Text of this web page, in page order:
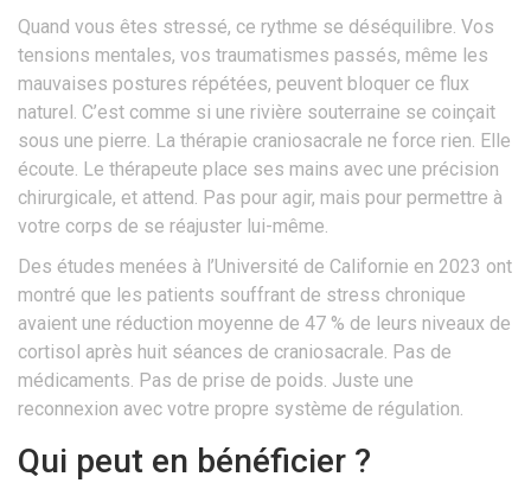
Quand vous êtes stressé, ce rythme se déséquilibre. Vos
tensions mentales, vos traumatismes passés, même les
mauvaises postures répétées, peuvent bloquer ce flux
naturel. C’est comme si une rivière souterraine se coinçait
sous une pierre. La thérapie craniosacrale ne force rien. Elle
écoute. Le thérapeute place ses mains avec une précision
chirurgicale, et attend. Pas pour agir, mais pour permettre à
votre corps de se réajuster lui-même.
Des études menées à l’Université de Californie en 2023 ont
montré que les patients souffrant de stress chronique
avaient une réduction moyenne de 47 % de leurs niveaux de
cortisol après huit séances de craniosacrale. Pas de
médicaments. Pas de prise de poids. Juste une
reconnexion avec votre propre système de régulation.
Qui peut en bénéficier ?